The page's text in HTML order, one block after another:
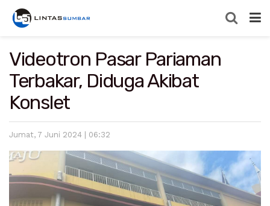
Videotron Pasar Pariaman
Terbakar, Diduga Akibat
Konslet
Jumat, 7 Juni 2024 | 06:32